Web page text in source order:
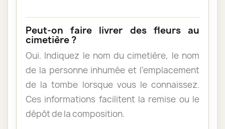
Peut-on faire livrer des fleurs au
cimetière ?
Oui. Indiquez le nom du cimetière, le nom
de la personne inhumée et l’emplacement
de la tombe lorsque vous le connaissez.
Ces informations facilitent la remise ou le
dépôt de la composition.